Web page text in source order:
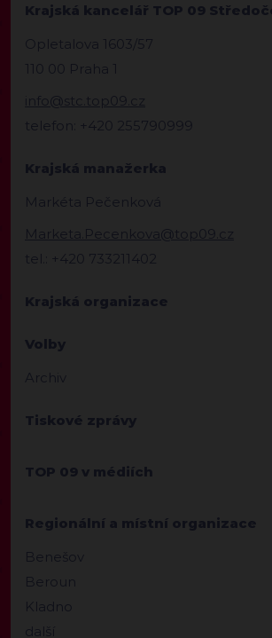
Krajská kancelář TOP 09
Opletalova 1603/57
110 00 Praha 1
info@stc.top09.cz
telefon: +420 255790999
Krajská manažerka
Markéta Pečenková
Marketa.Pecenkova@top09.cz
tel.: +420 733211402
Krajská organizace
Volby
Archiv
Tiskové zprávy
TOP 09 v médiích
Regionální a místní organizace
Benešov
Beroun
Kladno
další